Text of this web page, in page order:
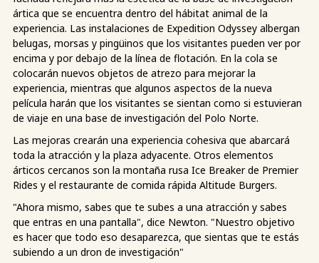
ártica que se encuentra dentro del hábitat animal de la
experiencia. Las instalaciones de Expedition Odyssey albergan
belugas, morsas y pingüinos que los visitantes pueden ver por
encima y por debajo de la línea de flotación. En la cola se
colocarán nuevos objetos de atrezo para mejorar la
experiencia, mientras que algunos aspectos de la nueva
película harán que los visitantes se sientan como si estuvieran
de viaje en una base de investigación del Polo Norte.
Las mejoras crearán una experiencia cohesiva que abarcará
toda la atracción y la plaza adyacente. Otros elementos
árticos cercanos son la montaña rusa Ice Breaker de Premier
Rides y el restaurante de comida rápida Altitude Burgers.
"Ahora mismo, sabes que te subes a una atracción y sabes
que entras en una pantalla", dice Newton. "Nuestro objetivo
es hacer que todo eso desaparezca, que sientas que te estás
subiendo a un dron de investigación"